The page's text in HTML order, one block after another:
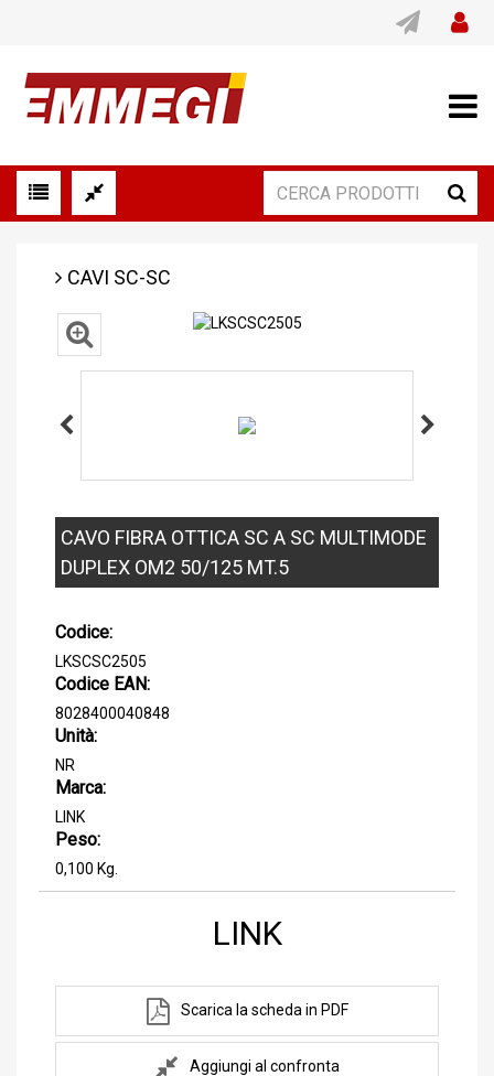
CAVI SC-SC
CAVO FIBRA OTTICA SC A SC MULTIMODE
DUPLEX OM2 50/125 MT.5
Codice:
LKSCSC2505
Codice EAN:
8028400040848
Unità:
NR
Marca:
LINK
Peso:
0,100 Kg.
LINK
Scarica la scheda in PDF
Aggiungi al confronta